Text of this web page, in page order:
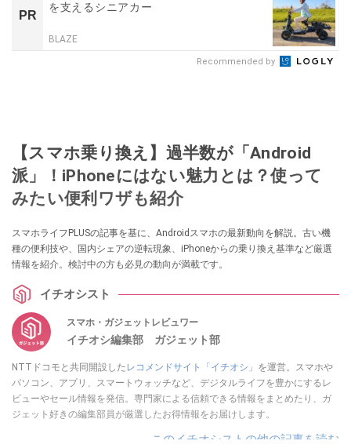
PR
を支えるシニアカー
BLAZE
Recommended by
【スマホ乗り換え】過半数が「Android
派」！iPhoneにはない魅力とは？使って
みたい便利ワザも紹介
スマホライフPLUSの記事を基に、Androidスマホの最新動向を解説。古い機
種の便利技や、国内シェアの逆転現象、iPhoneからの乗り換え基準など厳選
情報を紹介。検討中の方も必見の動向が満載です。
イチオシスト
スマホ・ガジェットレビュワー
イチオシ編集部 ガジェット部
NTTドコモと共同開設した レコメンドサイト「イチオシ」 を運営。スマホや
パソコン、アプリ、スマートウォッチなど、デジタルライフを豊かにするレ
ビューやセール情報を発信。専門家による信頼できる情報をまとめたり、ガ
ジェット好きの編集部員が厳選したお得情報をお届けします。
このイチオシストの他の記事を読む